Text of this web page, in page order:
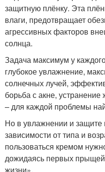
защитную плёнку. Эта
влаги, предотвращает
агрессивных факторов
солнца.
Задача максимум у
глубокое увлажнение,
солнечных лучей,
борьба с акне,
– для каждой проблемы
Но в увлажнении и
зависимости от типа и
пользоваться кремом
дожидаясь первых